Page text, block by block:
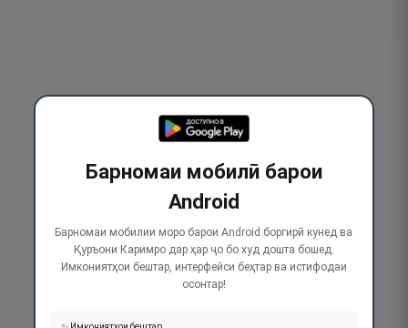
Барномаи мобилӣ барои
Android
Барномаи мобилии моро барои Android боргирӣ кунед ва
Қуръони Каримро дар ҳар ҷо бо худ дошта бошед.
Имкониятҳои бештар, интерфейси беҳтар ва истифодаи
осонтар!